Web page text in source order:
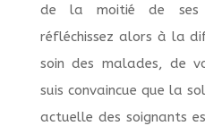
de la moitié de ses
réfléchissez alors à la
soin des malades, de
suis convaincue que la
actuelle des soignants